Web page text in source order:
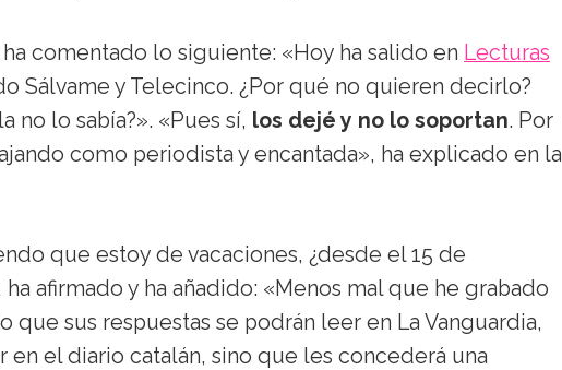
comentado lo siguiente: «Hoy ha salido en Lecturas
Sálvame y Telecinco. ¿Por qué no quieren decirlo?
no lo sabía?». «Pues sí, los dejé y no lo soportan. Por
como periodista y encantada», ha explicado en la
que estoy de vacaciones, ¿desde el 15 de
afirmado y ha añadido: «Menos mal que he grabado
que sus respuestas se podrán leer en La Vanguardia,
en el diario catalán, sino que les concederá una